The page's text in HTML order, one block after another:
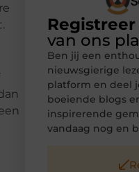
van ons
Ben jij een
nieuwsgierige
platform en deel
boeiende blogs
inspirerende
vandaag nog en